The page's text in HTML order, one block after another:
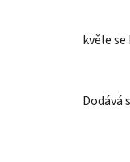
kvěle
Dodává